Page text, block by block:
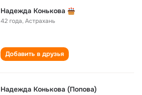
Надежда Конькова
42 года,Астрахань
Добавить в друзья
Надежда Конькова (Попова)